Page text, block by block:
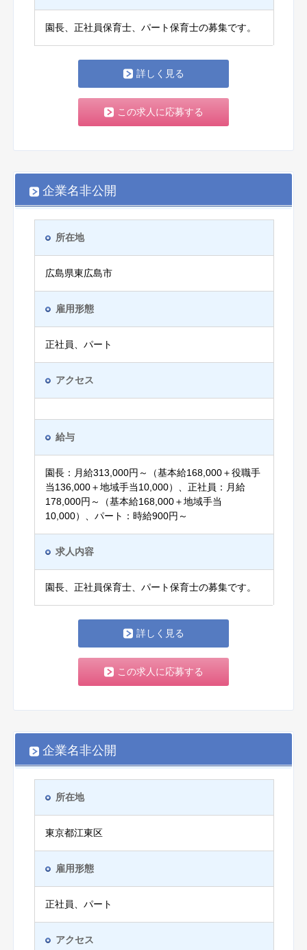
園長、正社員保育士、パート保育士の募集です。
詳しく見る
この求人に応募する
企業名非公開
所在地
広島県東広島市
雇用形態
正社員、パート
アクセス
給与
園長：月給313,000円～（基本給168,000＋役職手
当136,000＋地域手当10,000）、正社員：月給
178,000円～（基本給168,000＋地域手当
10,000）、パート：時給900円～
求人内容
園長、正社員保育士、パート保育士の募集です。
詳しく見る
この求人に応募する
企業名非公開
所在地
東京都江東区
雇用形態
正社員、パート
アクセス